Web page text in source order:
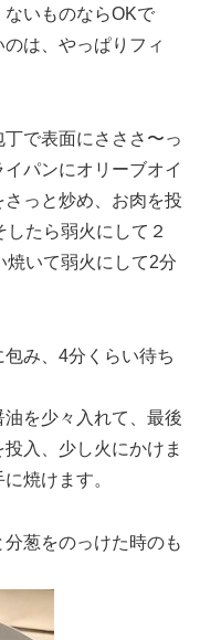
ないものならOKで
は、やっぱりフィ
で表面にさささ〜っ
パンにオリーブオイ
っと炒め、お肉を投
たら弱火にして２
焼いて弱火にして2分
み、4分くらい待ち
を少々入れて、最後
入、少し火にかけま
焼けます。
葱をのっけた時のも